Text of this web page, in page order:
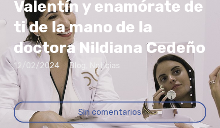
Valentín y enamórate de
ti de la mano de la
doctora Nildiana Cedeño
12/02/2024 Blog Noticias
Sin comentarios